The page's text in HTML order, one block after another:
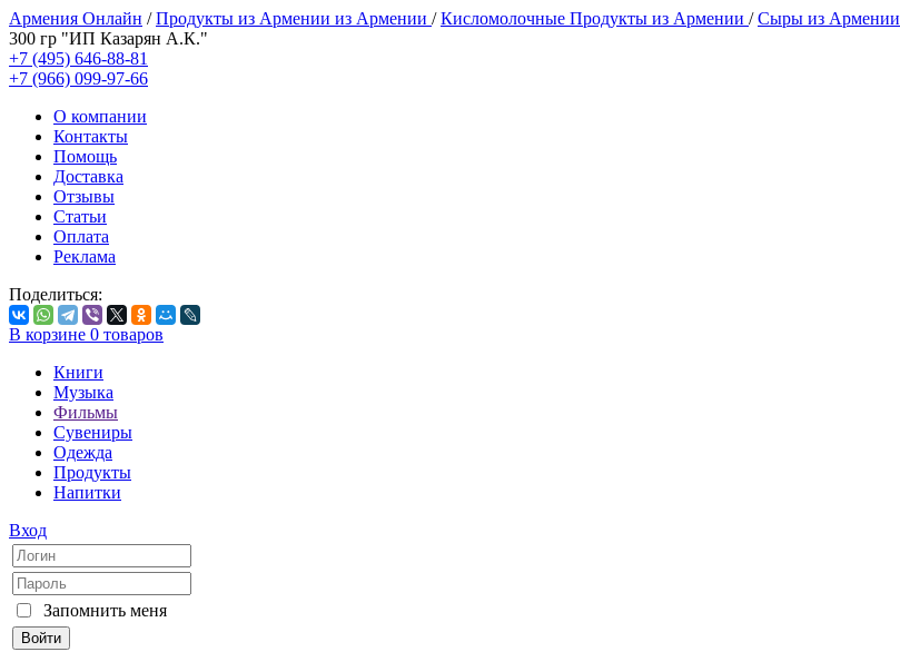
Армения Онлайн /Продукты из Армении из Армении /Кисломолочные Продукты из Армении /Сыры из Армении
300 гр "ИП Казарян А.К."
+7 (495) 646-88-81
+7 (966) 099-97-66
О компании
Контакты
Помощь
Доставка
Отзывы
Статьи
Оплата
Реклама
Поделиться:
В корзине 0 товаров
Книги
Музыка
Фильмы
Сувениры
Одежда
Продукты
Напитки
Вход
Запомнить меня